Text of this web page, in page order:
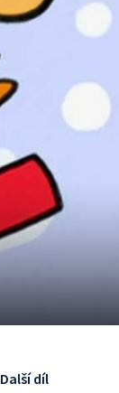
Další díl